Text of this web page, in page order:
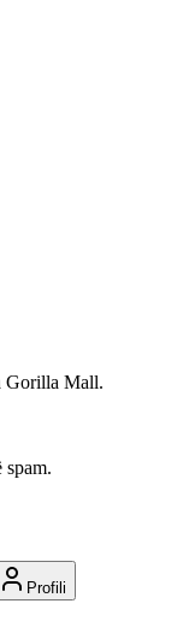
Gorilla Mall.
Profili